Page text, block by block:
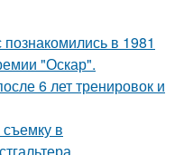
в 1981
"Оскар".
6 лет тренировок и
в